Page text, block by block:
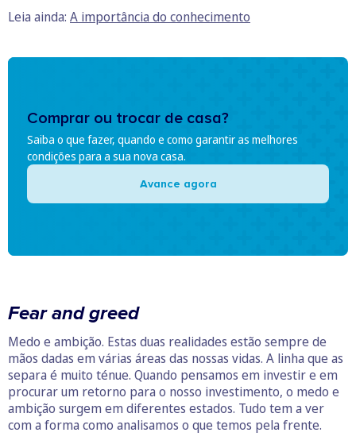
Leia ainda: A importância do conhecimento
Comprar ou trocar de casa?
Saiba o que fazer, quando e como garantir as melhores
condições para a sua nova casa.
Avance agora
Fear and greed
Medo e ambição. Estas duas realidades estão sempre de
mãos dadas em várias áreas das nossas vidas. A linha que as
separa é muito ténue. Quando pensamos em investir e em
procurar um retorno para o nosso investimento, o medo e
ambição surgem em diferentes estados. Tudo tem a ver
com a forma como analisamos o que temos pela frente.